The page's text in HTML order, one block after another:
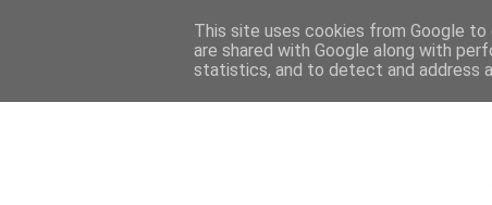
This site uses cookies from Google
are shared with Google along with
statistics, and to detect and address